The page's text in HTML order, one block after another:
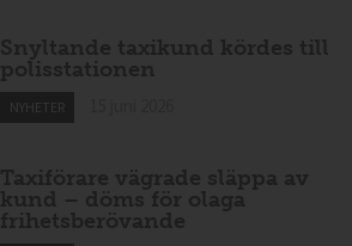
Snyltande taxikund kördes till
polisstationen
NYHETER
Taxiförare vägrade släppa av
kund – döms för olaga
frihetsberövande